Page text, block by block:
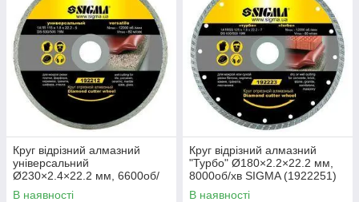
Круг відрізний алмазний
універсальний
Ø230×2.4×22.2 мм, 6600об/
хв SIGMA (1922171)
В наявності
Круг відрізний алмазний
"Турбо" Ø180×2.2×22.2 мм,
8000об/хв SIGMA (1922251)
В наявності